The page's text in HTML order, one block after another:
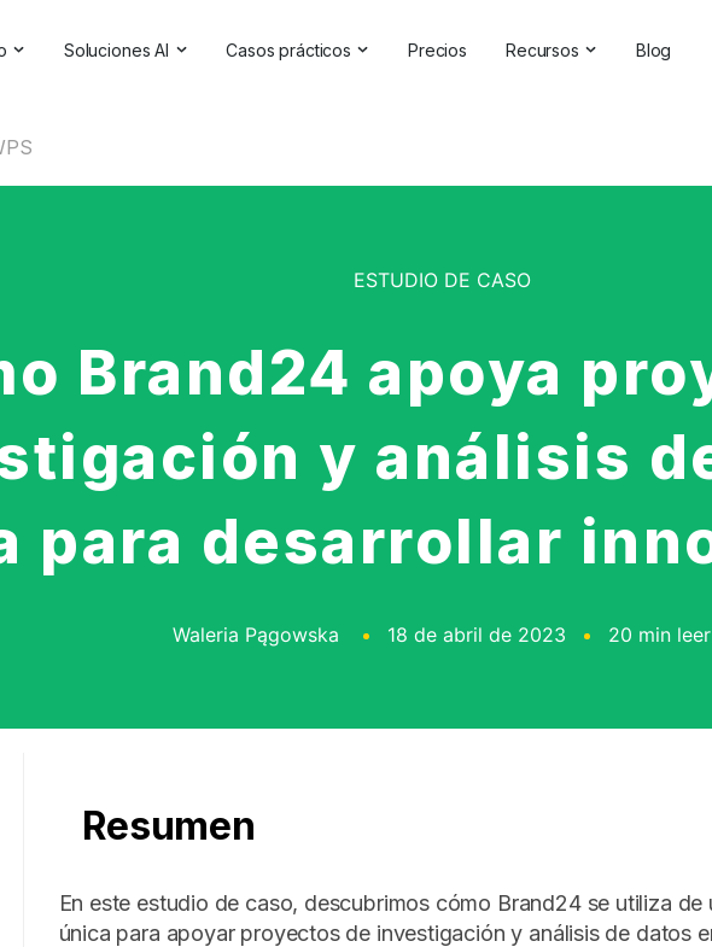
profesionales
Soluciones AI Casos prácticos
Búsqueda de hashtags
Backlinks Checker
Precios Recursos
Directorio de socios
Blog
ESTUDIO DE CASO
Brand24 apoya
y análisis
para desarrollar
Waleria Pągowska 18 de abril de 2023 20 min leer
Resumen
En este estudio de caso, descubrimos cómo Brand24 se utiliza de
única para apoyar proyectos de investigación y análisis de datos